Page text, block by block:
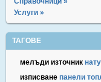
Услуги »
ТАГОВЕ
мелъди източник
изписване панели